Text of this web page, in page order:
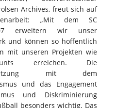
Archives, freut sich auf
„Mit dem SC
erweitern wir unser
und können so hoffentlich
mit unseren Projekten wie
erreichen. Die
mit dem
und das Engagement
und Diskriminierung
besonders wichtig. Das